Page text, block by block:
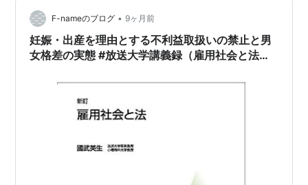
F-nameのブログ • 9ヶ月前
妊娠・出産を理由とする不利益取扱いの禁止と男
女格差の実態 #放送大学講義録（雇用社会と法第8